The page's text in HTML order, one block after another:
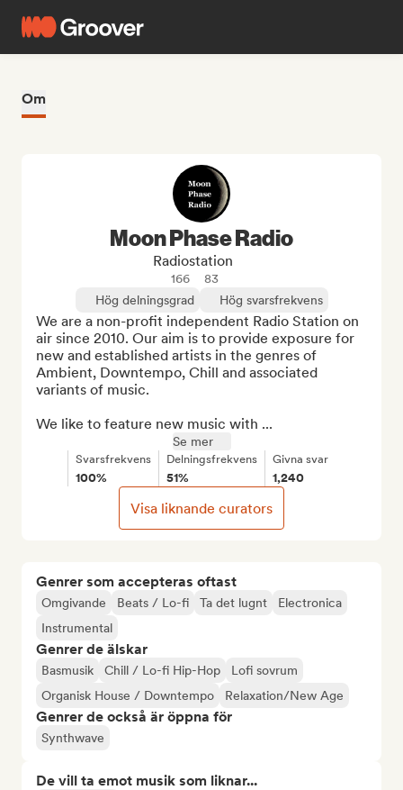
Om
Genrer som accepteras oftast
Omgivande Beats / Lo-fi Ta det lugnt
Electronica
Instrumental
Genrer de älskar
Basmusik Chill / Lo-fi Hip-Hop
Lofi sovrum
Organisk House / Downtempo
Relaxation/New Age
Genrer de också är öppna för
Synthwave
De vill ta emot musik som liknar...
Moon Phase Radio
Radiostation
166
83
Hög delningsgrad
Hög svarsfrekvens
We are a non-profit independent Radio Station on
air since 2010. Our aim is to provide exposure for
new and established artists in the genres of
Ambient, Downtempo, Chill and associated
variants of music.
We like to feature new music with ...
Se mer
Svarsfrekvens
100%
Delningsfrekvens
51%
Givna svar
1,240
Visa liknande curators